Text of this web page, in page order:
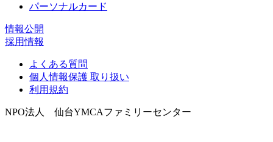
パーソナルカード
情報公開
採用情報
よくある質問
個人情報保護 取り扱い
利用規約
NPO法人 仙台YMCAファミリーセンター